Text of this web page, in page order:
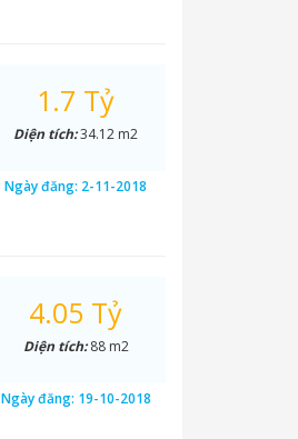
1.7 Tỷ
Diện tích:34.12 m2
Ngày đăng: 2-11-2018
4.05 Tỷ
Diện tích:88 m2
Ngày đăng: 19-10-2018